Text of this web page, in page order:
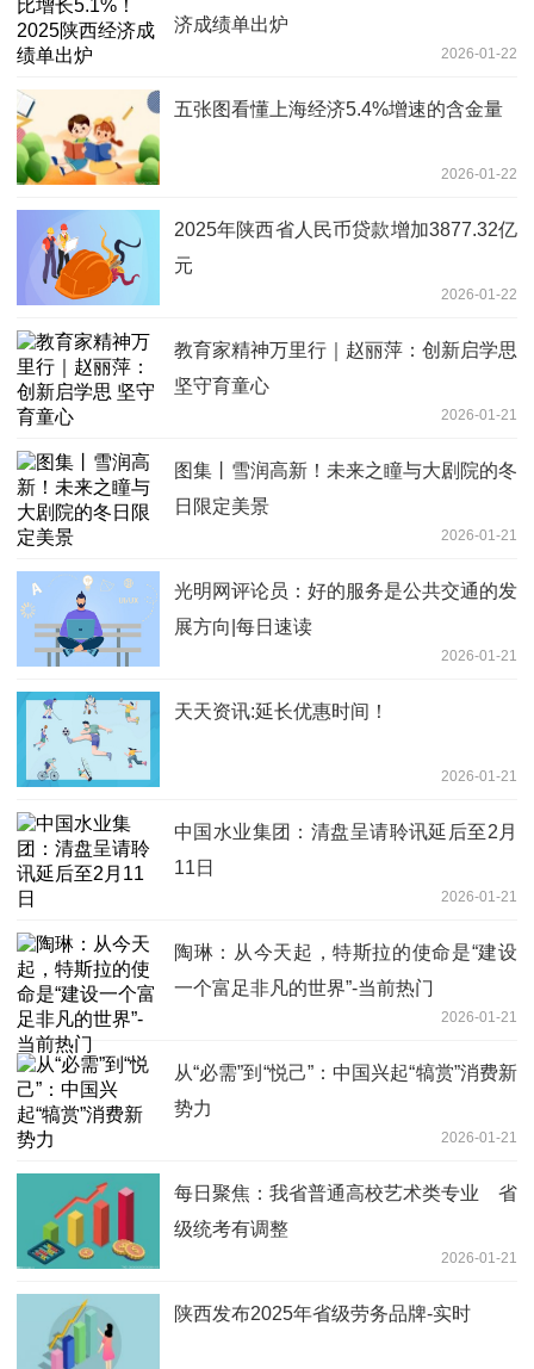
济成绩单出炉
2026-01-22
五张图看懂上海经济5.4%增速的含金量
2026-01-22
2025年陕西省人民币贷款增加3877.32亿
元
2026-01-22
教育家精神万里行｜赵丽萍：创新启学思
坚守育童心
2026-01-21
图集丨雪润高新！未来之瞳与大剧院的冬
日限定美景
2026-01-21
光明网评论员：好的服务是公共交通的发
展方向|每日速读
2026-01-21
天天资讯:延长优惠时间！
2026-01-21
中国水业集团：清盘呈请聆讯延后至2月
11日
2026-01-21
陶琳：从今天起，特斯拉的使命是“建设
一个富足非凡的世界”-当前热门
2026-01-21
从“必需”到“悦己”：中国兴起“犒赏”消费新
势力
2026-01-21
每日聚焦：我省普通高校艺术类专业 省
级统考有调整
2026-01-21
陕西发布2025年省级劳务品牌-实时